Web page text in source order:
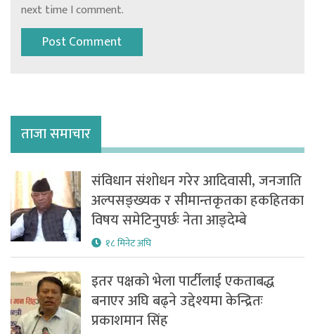
next time I comment.
ताजा समाचार
संविधान संशोधन गरेर आदिवासी, जनजाति
अल्पसङ्ख्यक र सीमान्तकृतका हकहितका
विषय समेटिनुपर्छः नेता आङ्देम्बे
१८ मिनेट अघि
इतर पक्षको भेला पार्टीलाई एकताबद्ध
बनाएर अघि बढ्ने उद्देश्यमा केन्द्रितः
प्रकाशमान सिंह